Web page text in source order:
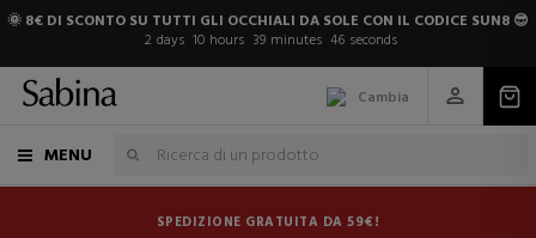
🌞 8€ DI SCONTO SU TUTTI GLI OCCHIALI DA SOLE CON IL CODICE SUN8 😎
2 days 10 hours 39 minutes 45 seconds
Cambia
MENU
SPEDIZIONE GRATUITA DA 59€!